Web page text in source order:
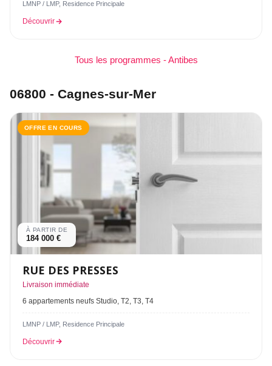
LMNP / LMP, Residence Principale
Découvrir
Tous les programmes - Antibes
06800 - Cagnes-sur-Mer
OFFRE EN COURS
À PARTIR DE
184 000 €
RUE DES PRESSES
Livraison immédiate
6 appartements neufs Studio, T2, T3, T4
LMNP / LMP, Residence Principale
Découvrir